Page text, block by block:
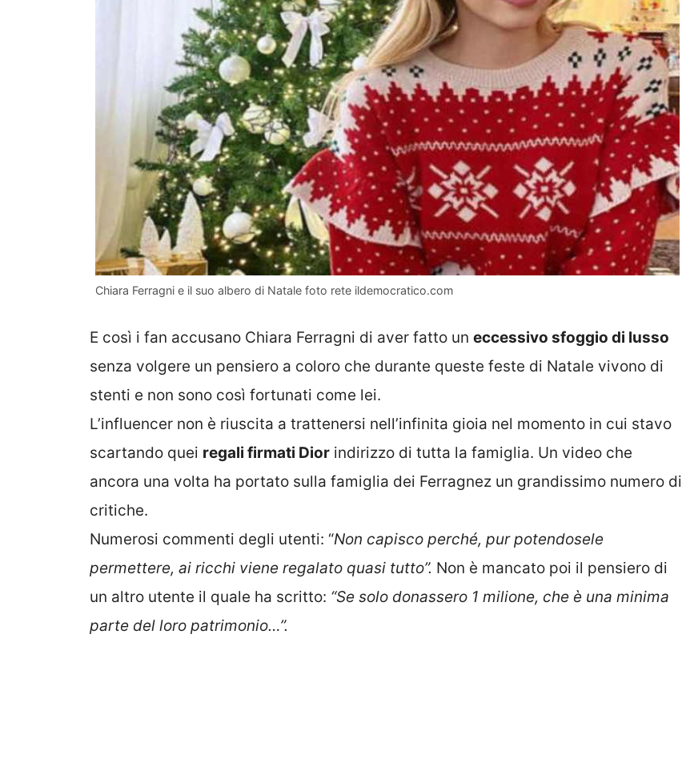
Chiara Ferragni e il suo albero di Natale foto rete ildemocratico.com
E così i fan accusano Chiara Ferragni di aver fatto un eccessivo sfoggio di lusso
senza volgere un pensiero a coloro che durante queste feste di Natale vivono di
stenti e non sono così fortunati come lei.
L’influencer non è riuscita a trattenersi nell’infinita gioia nel momento in cui stavo
scartando quei regali firmati Dior indirizzo di tutta la famiglia. Un video che
ancora una volta ha portato sulla famiglia dei Ferragnez un grandissimo numero di
critiche.
Numerosi commenti degli utenti: “Non capisco perché, pur potendosele
permettere, ai ricchi viene regalato quasi tutto”. Non è mancato poi il pensiero di
un altro utente il quale ha scritto: “Se solo donassero 1 milione, che è una minima
parte del loro patrimonio…”.